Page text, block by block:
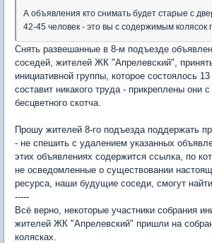
А объявления кто снимать будет старые с
42-45 человек - это вы с содержимым колясок
Снять развешанные в 8-м подъезде
соседей, жителей ЖК "Апрелевский",
инициативной группы, которое состоялось
составит никакого труда - прикреплены они
бесцветного скотча.
Прошу жителей 8-го подъезда поддержать
- не спешить с удалением указанных
этих объявлениях содержится ссылка, по
не осведомленные о существовании
ресурса, наши будущие соседи, смогут
-----
Всё верно, некоторые участники собрания
жителей ЖК "Апрелевский" пришли на
колясках.